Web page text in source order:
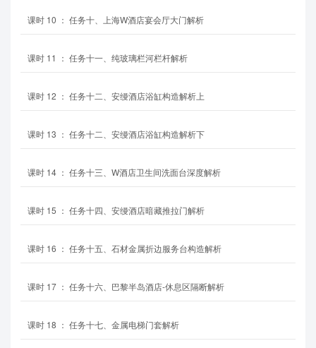
课时 10 ： 任务十、上海W酒店宴会厅大门解析
课时 11 ： 任务十一、纯玻璃栏河栏杆解析
课时 12 ： 任务十二、安缦酒店浴缸构造解析上
课时 13 ： 任务十二、安缦酒店浴缸构造解析下
课时 14 ： 任务十三、W酒店卫生间洗面台深度解析
课时 15 ： 任务十四、安缦酒店暗藏推拉门解析
课时 16 ： 任务十五、石材金属折边服务台构造解析
课时 17 ： 任务十六、巴黎半岛酒店-休息区隔断解析
课时 18 ： 任务十七、金属电梯门套解析